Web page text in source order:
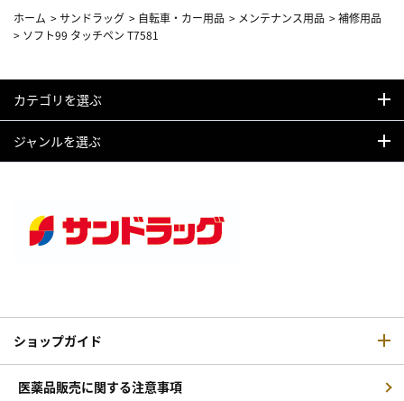
ホーム >サンドラッグ > 自転車・カー用品 > メンテナンス用品 >補修用品
> ソフト99 タッチペン T7581
カテゴリを選ぶ
ジャンルを選ぶ
ショップガイド
医薬品販売に関する注意事項